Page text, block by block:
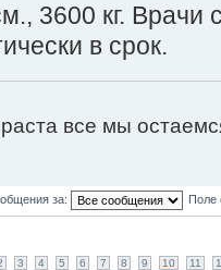
3600 кг. Врачи
в срок.
все мы
за: Поле
3 4 5 6 7 8 9 10 11